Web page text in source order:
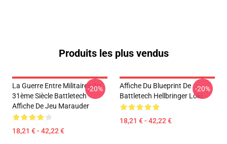
Produits les plus vendus
La Guerre Entre Militaires Au
31ème Siècle Battletech
Affiche De Jeu Marauder
18,21 € - 42,22 €
-20%
Affiche Du Blueprint De
Battletech Hellbringer Loki
18,21 € - 42,22 €
-20%